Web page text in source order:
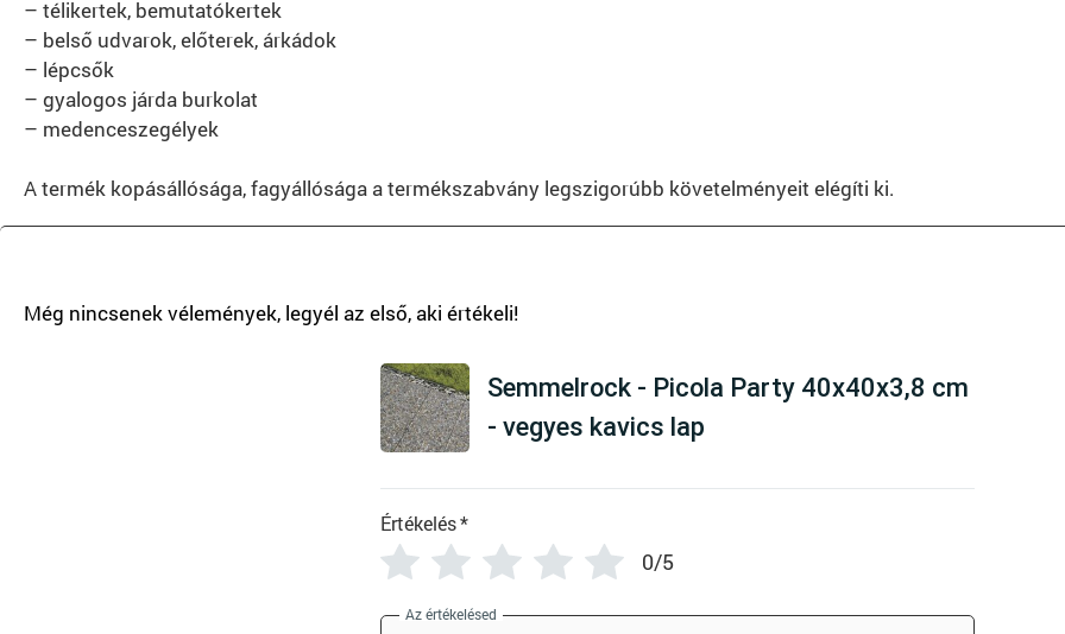
– télikertek, bemutatókertek
– belső udvarok, előterek, árkádok
– lépcsők
– gyalogos járda burkolat
– medenceszegélyek
A termék kopásállósága, fagyállósága a termékszabvány legszigorúbb követelményeit elégíti ki.
Semmelrock - Picola Party 40x40x3,8 cm
- vegyes kavics lap
Értékelés*
0/5
Az értékelésed